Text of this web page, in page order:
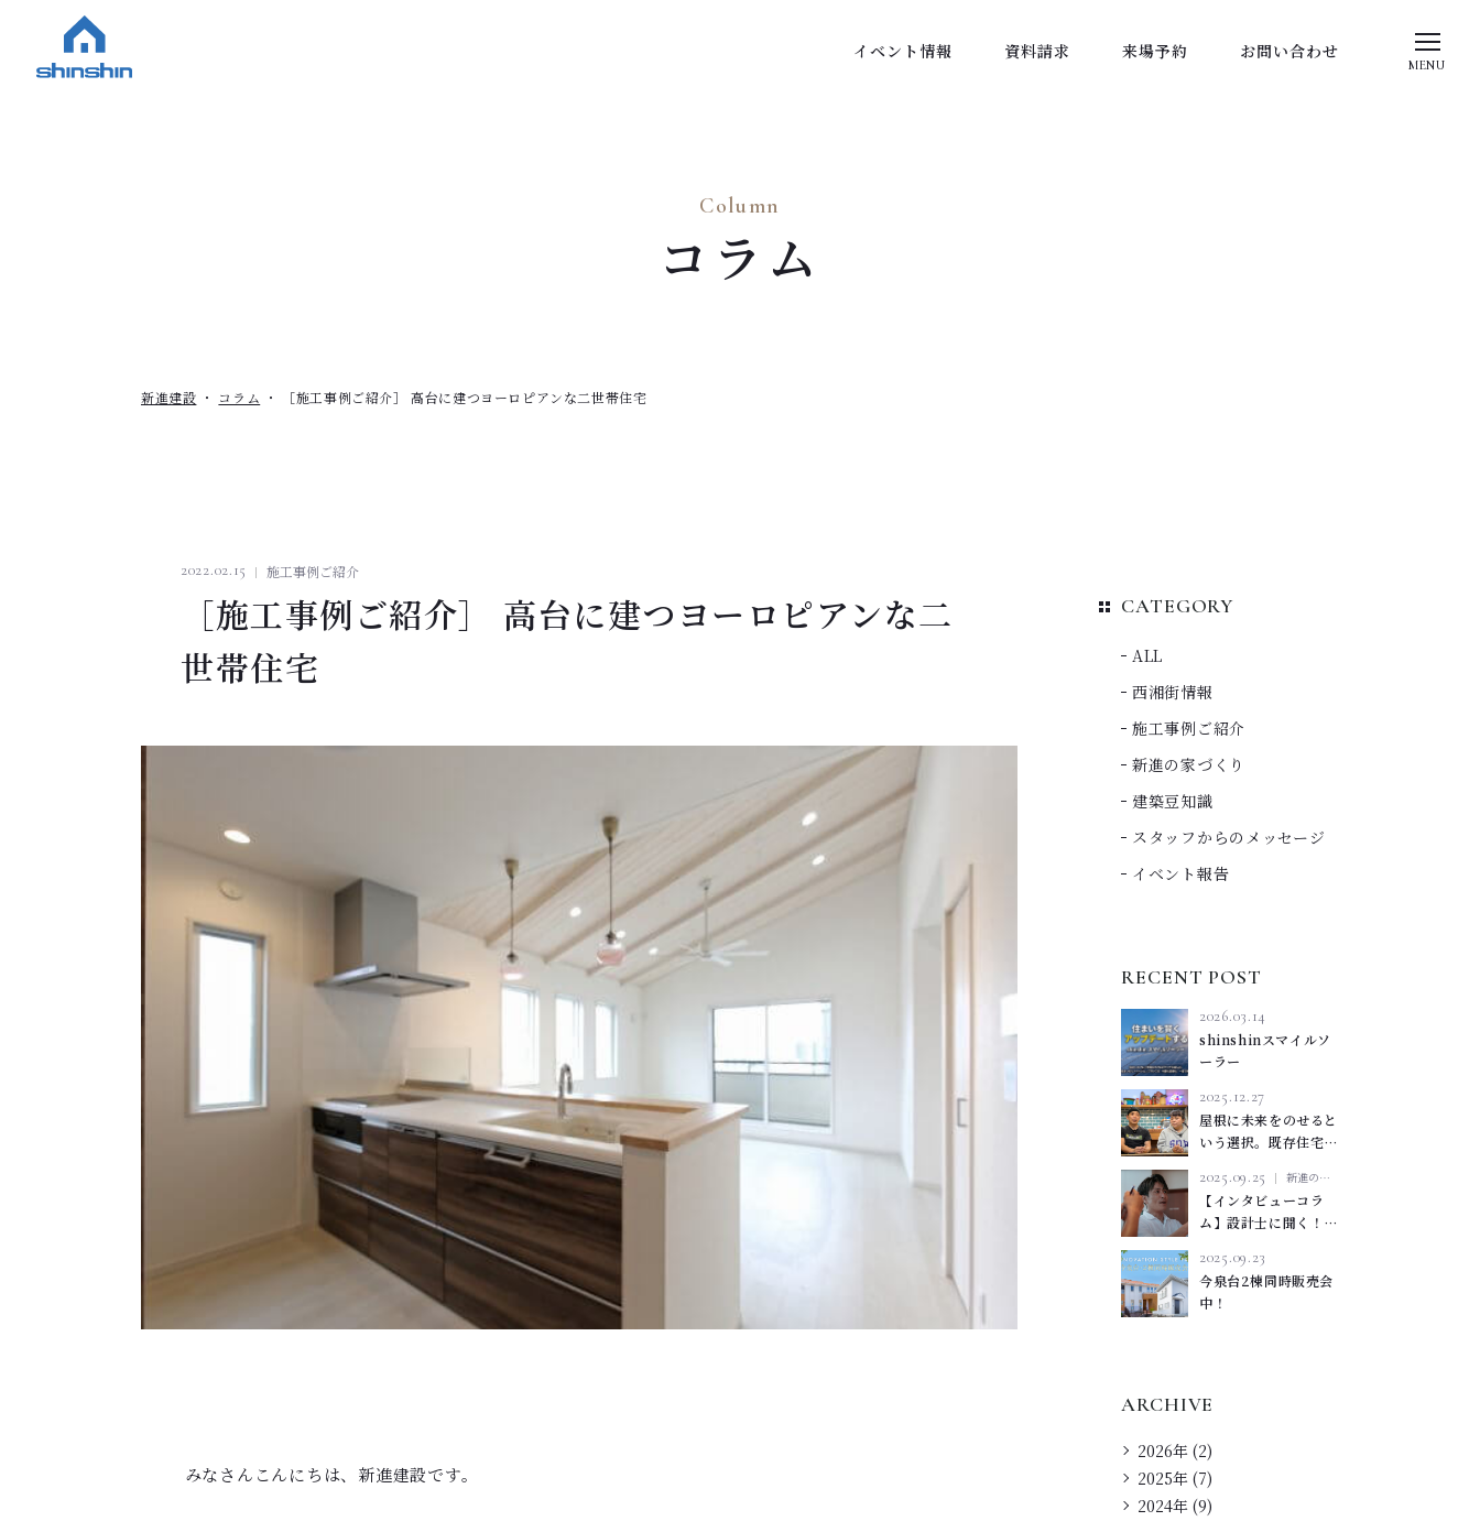
イベント情報 資料請求 来場予約 お問い合わせ
MENU
Column
コラム
新進建設 コラム ［施工事例ご紹介］ 高台に建つヨーロピアンな二世帯住宅
2022.02.15 施工事例ご紹介
［施工事例ご紹介］ 高台に建つヨーロピアンな二
世帯住宅
みなさんこんにちは、新進建設です。
CATEGORY
ALL
西湘街情報
施工事例ご紹介
新進の家づくり
建築豆知識
スタッフからのメッセージ
イベント報告
RECENT POST
2026.03.14
shinshinスマイルソ
ーラー
2025.12.27
屋根に未来をのせると
いう選択。既存住宅の
入
2025.09.25 新進の家づくり
【インタビューコラ
ム】設計士に聞く！
ものとは？
2025.09.23
今泉台2棟同時販売会
中！
ARCHIVE
2026年 (2)
2025年 (7)
2024年 (9)